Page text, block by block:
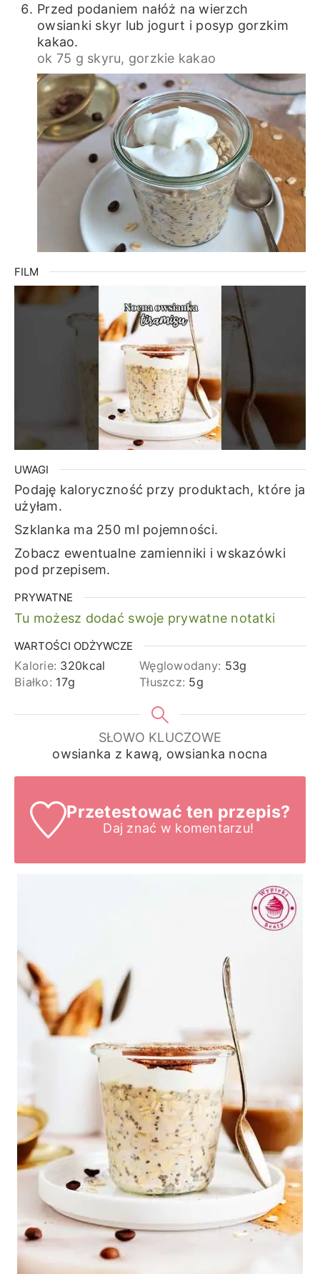
Przed podaniem nałóż na wierzch
owsianki skyr lub jogurt i posyp gorzkim
kakao.
ok 75 g skyru, gorzkie kakao
FILM
UWAGI
Podaję kaloryczność przy produktach, które ja
użyłam.
Szklanka ma 250 ml pojemności.
Zobacz ewentualne zamienniki i wskazówki
pod przepisem.
PRYWATNE
Tu możesz dodać swoje prywatne notatki
WARTOŚCI ODŻYWCZE
Kalorie: 320kcal Węglowodany: 53g
Białko: 17g Tłuszcz: 5g
SŁOWO KLUCZOWE
owsianka z kawą, owsianka nocna
Przetestować ten przepis?
Daj znać w komentarzu!